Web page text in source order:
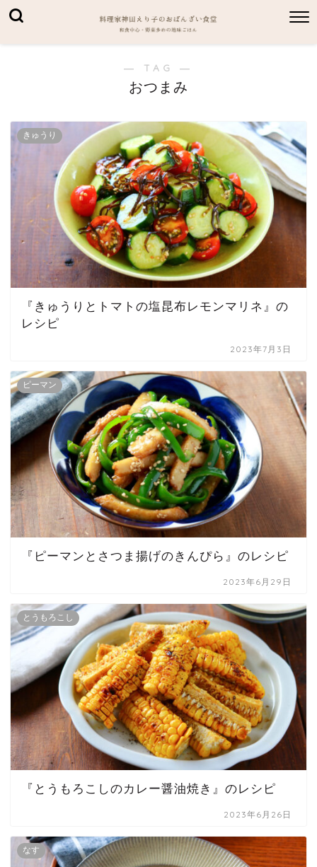
― TAG ―
おつまみ
きゅうり
『きゅうりとトマトの塩昆布レモンマリネ』の
レシピ
2023年7月3日
ピーマン
『ピーマンとさつま揚げのきんぴら』のレシピ
2023年6月29日
とうもろこし
『とうもろこしのカレー醤油焼き』のレシピ
2023年6月26日
なす